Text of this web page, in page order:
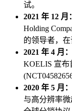
试。
2021 年 12 月：
Holding
的领导者，在
2021 年 4 月：
KOELIS 宣布
2020 年 5 月：
与高分辨率微